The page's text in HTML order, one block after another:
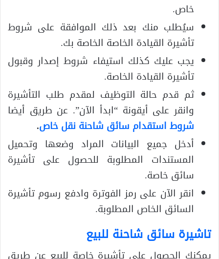
خاص.
سيُطلب منك بعد ذلك الموافقة على شروط
تأشيرة القيادة الخاصة الخاصة بك.
يجب عليك كذلك استيفاء شروط إصدار وقبول
تأشيرة القيادة الخاصة.
ثم قدم حالة التوظيف لمقدم طلب التأشيرة
وانقر على أيقونة “ابدأ الآن”. عن طريق أيضا
شروط استقدام سائق شاحنة نقل خاص.
أدخل جميع البيانات المراد وضعها وتحميل
المستندات المطلوبة للحصول على تأشيرة
سائق خاصة.
انقر الآن على رمز الفوترة وادفع رسوم تأشيرة
السائق الخاص المطلوبة.
تاشيرة سائق شاحنة للبيع